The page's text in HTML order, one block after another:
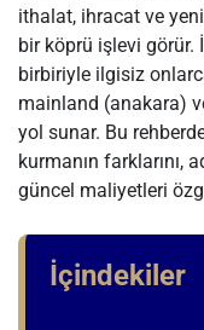
ithalat, ihracat ve
bir köprü işlevi görür.
birbiriyle ilgisiz
mainland (anakara)
yol sunar. Bu
kurmanın farklarını,
güncel maliyetleri
İçindekiler